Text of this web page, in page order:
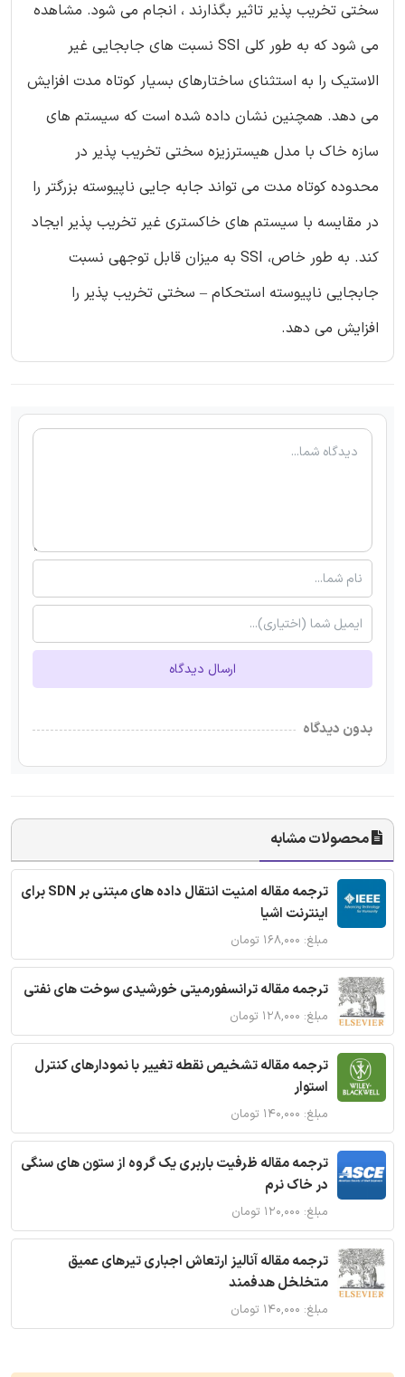
سختی تخریب پذیر تاثیر بگذارند ، انجام می شود. مشاهده
می شود که به طور کلی SSI نسبت های جابجایی غیر
الاستیک را به استثنای ساختارهای بسیار کوتاه مدت افزایش
می دهد. همچنین نشان داده شده است که سیستم های
سازه خاک با مدل هیسترزیزه سختی تخریب پذیر در
محدوده کوتاه مدت می تواند جابه جایی ناپیوسته بزرگتر را
در مقایسه با سیستم های خاکستری غیر تخریب پذیر ایجاد
کند. به طور خاص، SSI به میزان قابل توجهی نسبت
جابجایی ناپیوسته استحکام – سختی تخریب پذیر را
افزایش می دهد.
ارسال دیدگاه
بدون دیدگاه
محصولات مشابه
ترجمه مقاله امنیت انتقال داده های مبتنی بر SDN برای
اینترنت اشیا
مبلغ: ۱۶۸,۰۰۰ تومان
ترجمه مقاله ترانسفورمیتی خورشیدی سوخت های نفتی
مبلغ: ۱۲۸,۰۰۰ تومان
ترجمه مقاله تشخیص نقطه تغییر با نمودارهای کنترل
استوار
مبلغ: ۱۴۰,۰۰۰ تومان
ترجمه مقاله ظرفیت باربری یک گروه از ستون های سنگی
در خاک نرم
مبلغ: ۱۲۰,۰۰۰ تومان
ترجمه مقاله آنالیز ارتعاش اجباری تیرهای عمیق
متخلخل هدفمند
مبلغ: ۱۴۰,۰۰۰ تومان